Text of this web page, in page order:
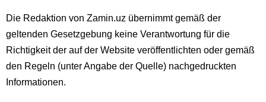
Die Redaktion von Zamin.uz übernimmt gemäß der
geltenden Gesetzgebung keine Verantwortung für die
Richtigkeit der auf der Website veröffentlichten oder gemäß
den Regeln (unter Angabe der Quelle) nachgedruckten
Informationen.